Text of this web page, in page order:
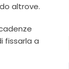
altrove.
fissarla a